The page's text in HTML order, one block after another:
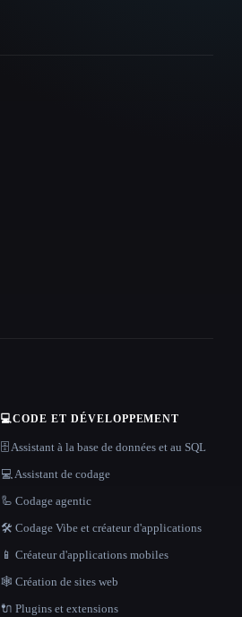
💻CODE ET DÉVELOPPEMENT
🗄️ Assistant à la base de données et au SQL
💻 Assistant de codage
🦾 Codage agentic
🛠️ Codage Vibe et créateur d'applications
📱 Créateur d'applications mobiles
🕸 Création de sites web
🔌 Plugins et extensions